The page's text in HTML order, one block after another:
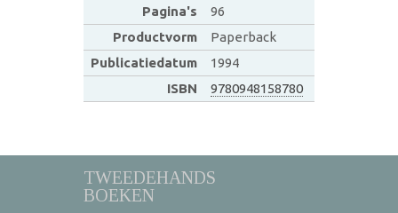
Pagina's
96
Productvorm
Paperback
Publicatiedatum
1994
ISBN
9780948158780
TWEEDEHANDS
BOEKEN